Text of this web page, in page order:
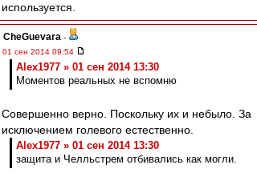
используется.
CheGuevara -
01 сен 2014 09:54
Alex1977 » 01 сен 2014 13:30
Моментов реальных не вспомню
Совершенно верно. Поскольку их и небыло. За
исключением голевого естественно.
Alex1977 » 01 сен 2014 13:30
защита и Челльстрем отбивались как могли.